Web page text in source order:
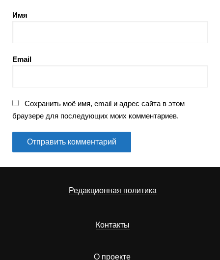
Имя
Email
Сохранить моё имя, email и адрес сайта в этом
браузере для последующих моих комментариев.
Редакционная политика
Контакты
О проекте